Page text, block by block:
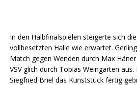
In den Halbfinalspielen steigerte sich
vollbesetzten Halle wie erwartet.
Match gegen Wenden durch Max
VSV glich durch Tobias Weingarten
Siegfried Briel das Kunststück fertig